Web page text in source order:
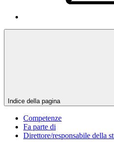
Indice della pagina
Competenze
Fa parte di
Direttore/responsabile della